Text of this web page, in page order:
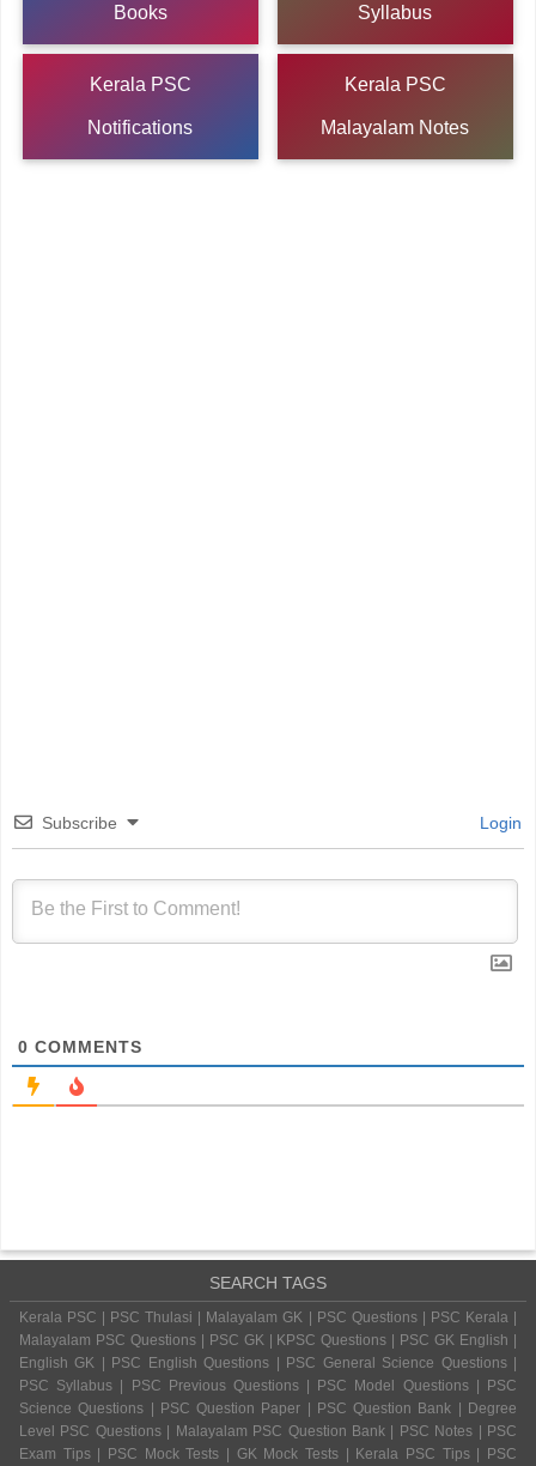
Books Syllabus
Kerala PSC
Notifications
Kerala PSC
Malayalam Notes
Subscribe Login
0 COMMENTS
SEARCH TAGS
Kerala PSC | PSC Thulasi | Malayalam GK | PSC Questions | PSC Kerala |
Malayalam PSC Questions | PSC GK | KPSC Questions | PSC GK English |
English GK | PSC English Questions | PSC General Science Questions |
PSC Syllabus | PSC Previous Questions | PSC Model Questions | PSC
Science Questions | PSC Question Paper | PSC Question Bank | Degree
Level PSC Questions | Malayalam PSC Question Bank | PSC Notes | PSC
Exam Tips | PSC Mock Tests | GK Mock Tests | Kerala PSC Tips | PSC